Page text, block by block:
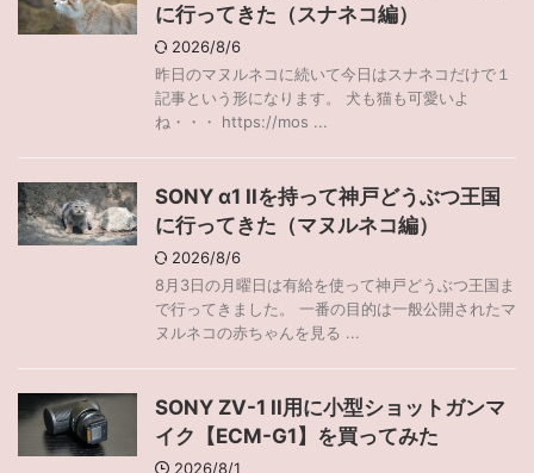
に行ってきた（スナネコ編）
2026/8/6
昨日のマヌルネコに続いて今日はスナネコだけで１
記事という形になります。 犬も猫も可愛いよ
ね・・・ https://mos ...
SONY α1 IIを持って神戸どうぶつ王国
に行ってきた（マヌルネコ編）
2026/8/6
8月3日の月曜日は有給を使って神戸どうぶつ王国ま
で行ってきました。 一番の目的は一般公開されたマ
ヌルネコの赤ちゃんを見る ...
SONY ZV-1 II用に小型ショットガンマ
イク【ECM-G1】を買ってみた
2026/8/1